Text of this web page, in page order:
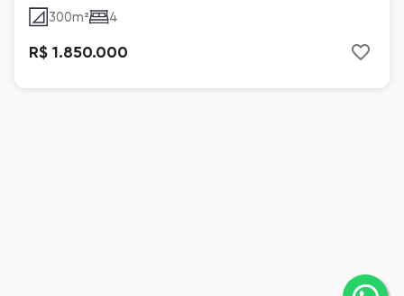
300m² 4
R$ 1.850.000